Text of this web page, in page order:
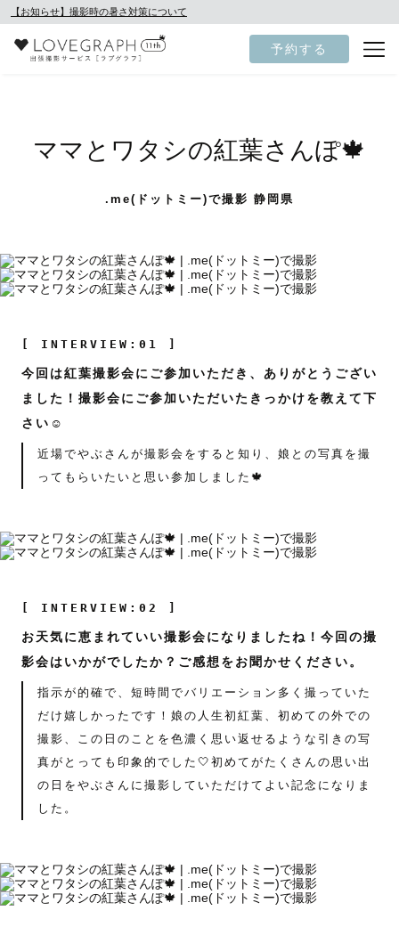
【お知らせ】撮影時の暑さ対策について
予約する
ママとワタシの紅葉さんぽ🍁
.me(ドットミー)で撮影 静岡県
[ INTERVIEW:01 ]
今回は紅葉撮影会にご参加いただき、ありがとうござい
ました！撮影会にご参加いただいたきっかけを教えて下
さい☺️
近場でやぶさんが撮影会をすると知り、娘との写真を撮
ってもらいたいと思い参加しました🍁
[ INTERVIEW:02 ]
お天気に恵まれていい撮影会になりましたね！今回の撮
影会はいかがでしたか？ご感想をお聞かせください。
指示が的確で、短時間でバリエーション多く撮っていた
だけ嬉しかったです！娘の人生初紅葉、初めての外での
撮影、この日のことを色濃く思い返せるような引きの写
真がとっても印象的でした🤍初めてがたくさんの思い出
の日をやぶさんに撮影していただけてよい記念になりま
した。